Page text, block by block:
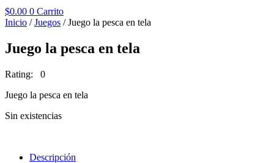
$0.00 0 Carrito
Inicio /Juegos / Juego la pesca en tela
Juego la pesca en tela
Rating: 0
Juego la pesca en tela
Sin existencias
Descripción